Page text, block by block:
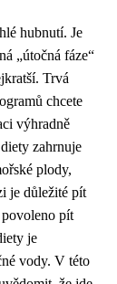
hubnutí. Je
„útočná fáze“
Trvá
chcete
výhradně
zahrnuje
plody,
je důležité pít
pít
je
vody. V této